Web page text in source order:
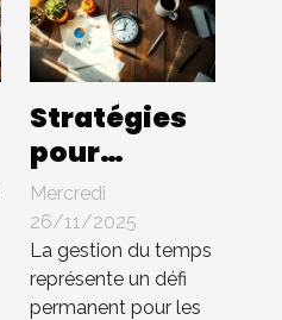
Stratégies
pour
optimiser la
gestion du
temps au
sein des PME
Mercredi
26/11/2025
La gestion du temps
représente un défi
permanent pour les